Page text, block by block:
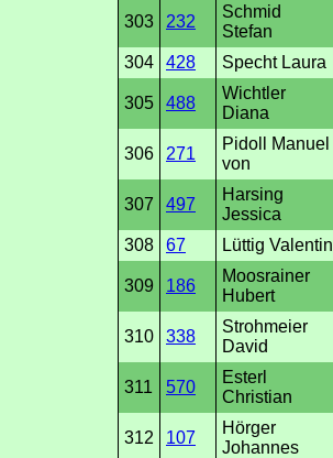
303 232
Schmid
Stefan
304 428 Specht Laura
305 488
Wichtler
Diana
306 271
Pidoll Manuel
von
307 497
Harsing
Jessica
308 67 Lüttig Valentin
309 186
Moosrainer
Hubert
310 338
Strohmeier
David
311 570
Esterl
Christian
312 107
Hörger
Johannes